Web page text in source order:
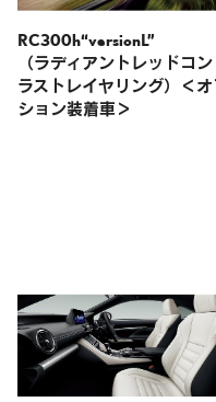
RC300h“versionL”
（ラディアントレッドコン
ラストレイヤリング）＜
ション装着車＞